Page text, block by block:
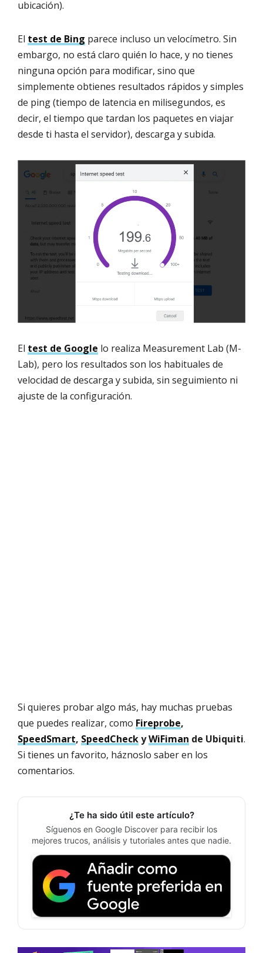
ubicación).
El test de Bing parece incluso un velocímetro. Sin
embargo, no está claro quién lo hace, y no tienes
ninguna opción para modificar, sino que
simplemente obtienes resultados rápidos y simples
de ping (tiempo de latencia en milisegundos, es
decir, el tiempo que tardan los paquetes en viajar
desde ti hasta el servidor), descarga y subida.
El test de Google lo realiza Measurement Lab (M-
Lab), pero los resultados son los habituales de
velocidad de descarga y subida, sin seguimiento ni
ajuste de la configuración.
Si quieres probar algo más, hay muchas pruebas
que puedes realizar, como Fireprobe,
SpeedSmart, SpeedCheckyWiFiman de Ubiquiti.
Si tienes un favorito, háznoslo saber en los
comentarios.
¿Te ha sido útil este artículo?
Síguenos en Google Discover para recibir los
mejores trucos, análisis y tutoriales antes que nadie.